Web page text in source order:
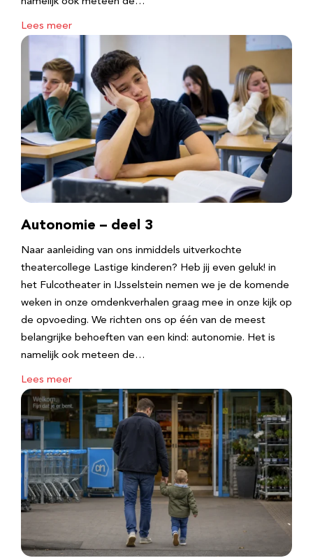
Lees meer
Autonomie – deel 3
Naar aanleiding van ons inmiddels uitverkochte
theatercollege Lastige kinderen? Heb jij even geluk! in
het Fulcotheater in IJsselstein nemen we je de komende
weken in onze omdenkverhalen graag mee in onze kijk op
de opvoeding. We richten ons op één van de meest
belangrijke behoeften van een kind: autonomie. Het is
namelijk ook meteen de…
Lees meer